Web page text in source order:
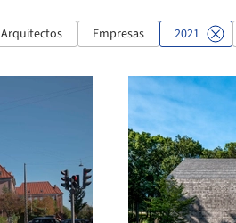
Arquitectos Empresas 2021